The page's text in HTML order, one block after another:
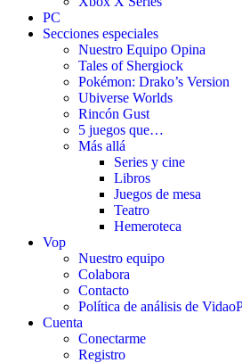
PC
Secciones especiales
Nuestro Equipo Opina
Tales of Shergiock
Pokémon: Drako’s Version
Ubiverse Worlds
Rincón Gust
5 juegos que…
Más allá
Series y cine
Libros
Juegos de mesa
Teatro
Hemeroteca
Vop
Nuestro equipo
Colabora
Contacto
Política de análisis de
Cuenta
Conectarme
Registro